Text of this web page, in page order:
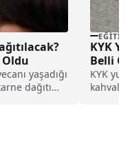
Oldu
yaşadığı
dağıtım
EĞITIM
KYK
Belli
KYK